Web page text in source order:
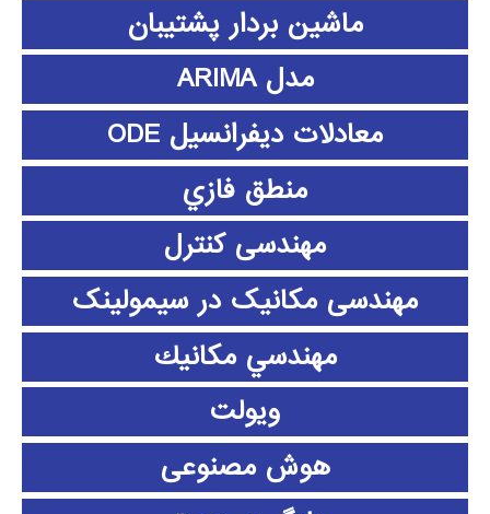
ماشین بردار پشتیبان
مدل ARIMA
معادلات دیفرانسیل ODE
منطق فازي
مهندسی کنترل
مهندسی مکانیک در سیمولینک
مهندسي مكانيك
ویولت
هوش مصنوعی